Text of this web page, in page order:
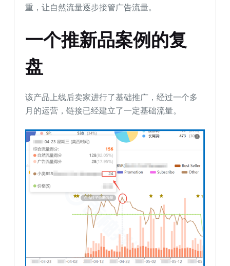
重，让自然流量逐步接管广告流量。
一个推新品案例的复
盘
该产品上线后卖家进行了基础推广，经过一个多
月的运营，链接已经建立了一定基础流量。